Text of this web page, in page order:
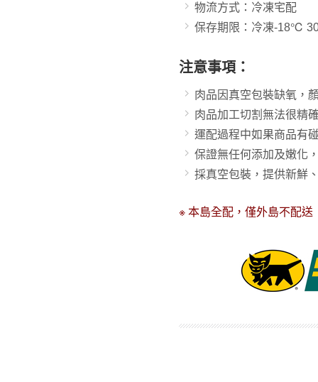
物流方式：冷凍宅配
保存期限： 冷凍-18℃
注意事項：
肉品因真空包裝缺氧，
肉品加工切割無法很精
運配過程中如果商品有
保證無任何添加及嫩化
採真空包裝，提供新鮮
※ 本島全配，僅外島不配送